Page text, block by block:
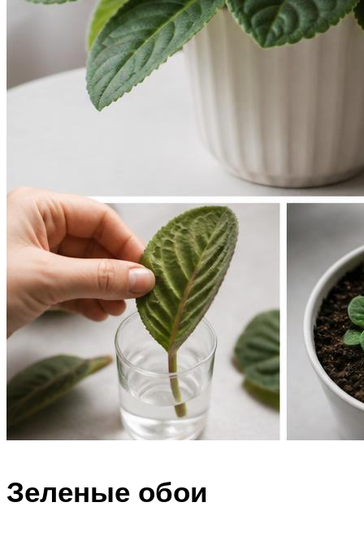
Зеленые обои